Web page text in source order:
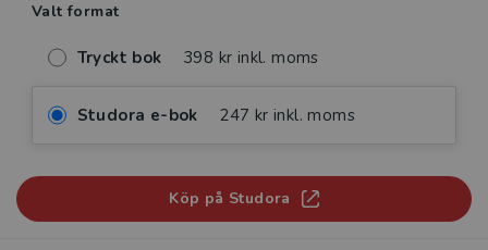
Valt format
Tryckt bok 398 kr inkl. moms
Studora e-bok 247 kr inkl. moms
Köp på Studora